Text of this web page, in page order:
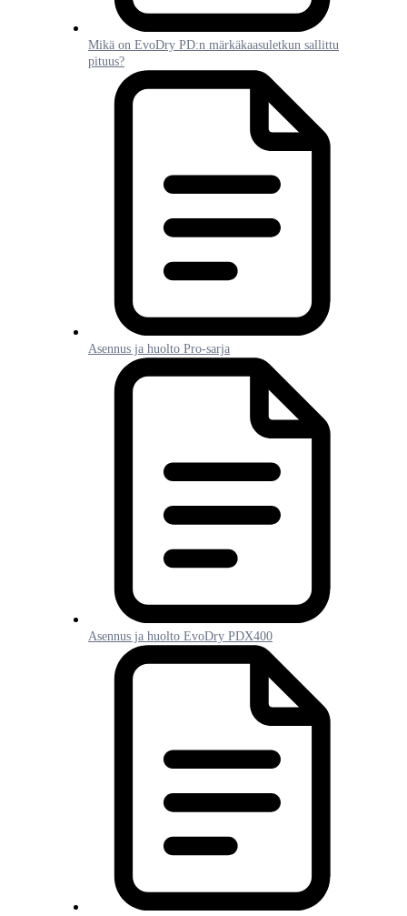
Mikä on EvoDry PD:n märkäkaasuletkun sallittu
pituus?
Asennus ja huolto Pro-sarja
Asennus ja huolto EvoDry PDX400